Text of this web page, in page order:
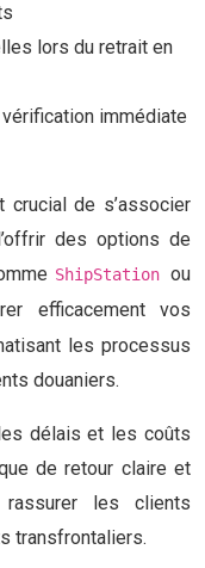
lors du retrait en
immédiate
crucial de s’associer
des options de
ShipStation ou
efficacement vos
les processus
douaniers.
délais et les coûts
de retour claire et
rassurer les clients
transfrontaliers.